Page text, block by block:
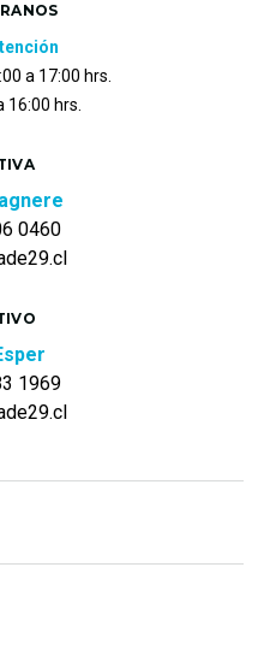
a 17:00 hrs.
16:00 hrs.
0460
1969